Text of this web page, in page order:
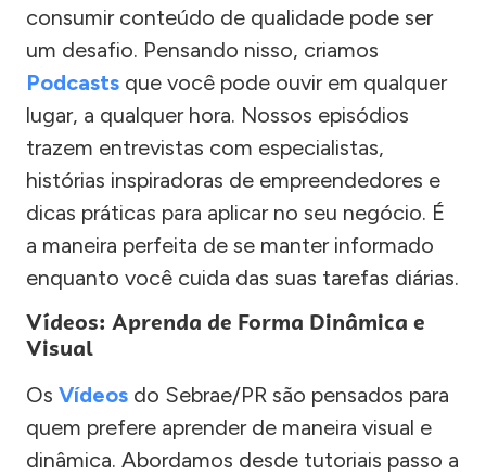
consumir conteúdo de qualidade pode ser
um desafio. Pensando nisso, criamos
Podcasts que você pode ouvir em qualquer
lugar, a qualquer hora. Nossos episódios
trazem entrevistas com especialistas,
histórias inspiradoras de empreendedores e
dicas práticas para aplicar no seu negócio. É
a maneira perfeita de se manter informado
enquanto você cuida das suas tarefas diárias.
Vídeos: Aprenda de Forma Dinâmica e
Visual
Os Vídeos do Sebrae/PR são pensados para
quem prefere aprender de maneira visual e
dinâmica. Abordamos desde tutoriais passo a